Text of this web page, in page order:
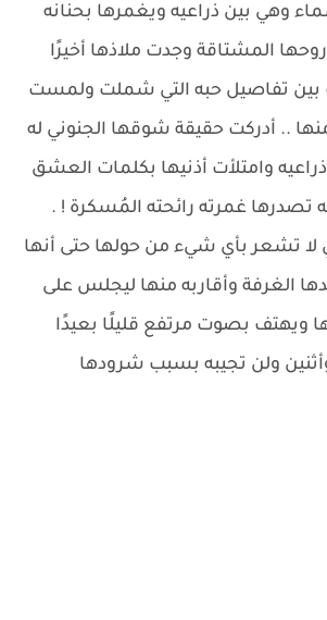
وهي بين ذراعيه ويغمرها بحنانه
المشتاقة وجدت ملاذها أخيرًا
بين تفاصيل حبه التي شملت ولمست
.. أدركت حقيقة شوقها الجنوني له
وامتلأت أذنيها بكلمات العشق
تصدرها غمرته رائحته المُسكرة ! .
لا تشعر بأي شيء من حولها حتى أنها
الغرفة وأقاربه منها ليجلس على
ويهتف بصوت مرتفع قليلًا بعيدًا
ولن تجيبه بسبب شرودها